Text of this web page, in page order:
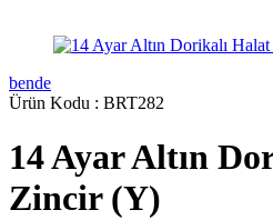
bende
Ürün Kodu : BRT282
14 Ayar Altın
Zincir (Y)